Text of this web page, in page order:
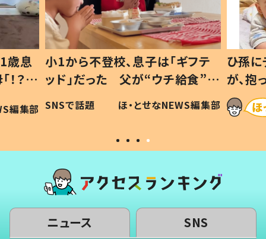
子は「ギフテ
“ウチ給食”を
は #令和の親
せなNEWS編集部
ひ孫にデレデレな80歳じいじ
が、抱っこすると…ひ孫の反応に
「涙が出ました」「可愛くて仕方な
い」
ほ・とせなNEWS編集
ニュース SNS